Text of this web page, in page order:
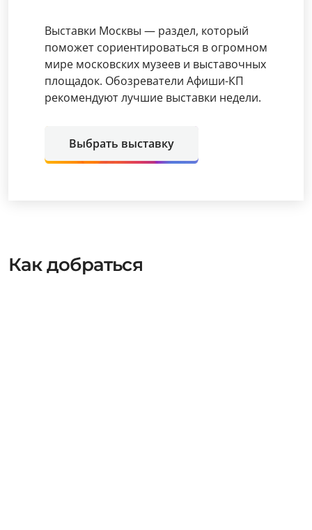
Выставки Москвы — раздел, который
поможет сориентироваться в огромном
мире московских музеев и выставочных
площадок. Обозреватели Афиши-КП
рекомендуют лучшие выставки недели.
Выбрать выставку
Как добраться